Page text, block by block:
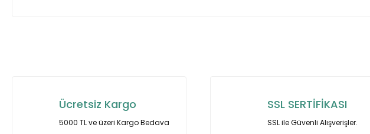
Ürün açıklamasında eksik bilgiler bulunuyor.
Ücretsiz Kargo
5000 TL ve üzeri Kargo Bedava
SSL SERTİFİKASI
SSL ile Güvenli Alışverişler.